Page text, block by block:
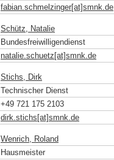
fabian.schmelzinger[at]smnk.de
Schütz, Natalie
Bundesfreiwilligendienst
natalie.schuetz[at]smnk.de
Stichs, Dirk
Technischer Dienst
+49 721 175 2103
dirk.stichs[at]smnk de
Wenrich, Roland
Hausmeister